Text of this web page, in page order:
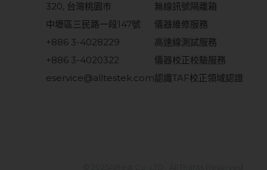
320, 台灣桃園市
中壢區三民路一段147號
+886 3-4028229
+886 3-4020322
eservice@alltestek.com
無線訊號隔離箱
儀器維修服務
高速線測試服務
儀器校正校驗服務
認識TAF校正領域認證